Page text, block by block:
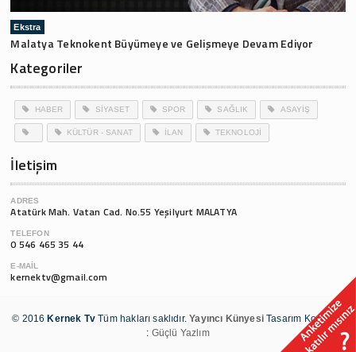
Ekstra
Malatya Teknokent Büyümeye ve Gelişmeye Devam Ediyor
Kategoriler
HABER SİYASET SPOR SAĞLIK ASAYİŞ
KÜLTÜR - SANAT İLAN TEKNOLOJİ
İletişim
ADRES
Atatürk Mah. Vatan Cad. No.55 Yeşilyurt MALATYA
TELEFON
0 546 465 35 44
E-MAIL
kernektv@gmail.com
© 2016 Kernek Tv Tüm hakları saklıdır.Yayıncı KünyesiTasarım Kodlama
: Güçlü Yazlım